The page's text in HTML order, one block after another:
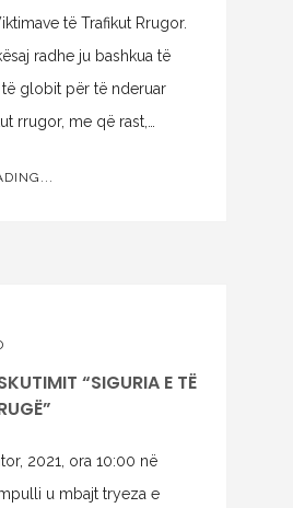
të Trafikut Rrugor.
radhe ju bashkua të
të globit për të nderuar
rrugor, me që rast,…
“SIGURIA E TË
2021, ora 10:00 në
u mbajt tryeza e